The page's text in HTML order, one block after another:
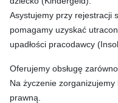
Asystujemy przy rejestracji
pomagamy uzyskać
upadłości pracodawcy
Oferujemy obsługę
Na życzenie zorganizujemy
prawną.